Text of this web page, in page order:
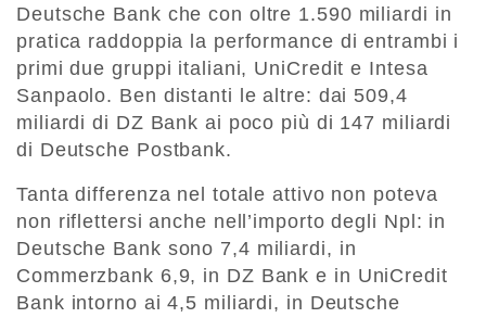
Deutsche Bank che con oltre 1.590 miliardi in
pratica raddoppia la performance di entrambi i
primi due gruppi italiani, UniCredit e Intesa
Sanpaolo. Ben distanti le altre: dai 509,4
miliardi di DZ Bank ai poco più di 147 miliardi
di Deutsche Postbank.
Tanta differenza nel totale attivo non poteva
non riflettersi anche nell’importo degli Npl: in
Deutsche Bank sono 7,4 miliardi, in
Commerzbank 6,9, in DZ Bank e in UniCredit
Bank intorno ai 4,5 miliardi, in Deutsche